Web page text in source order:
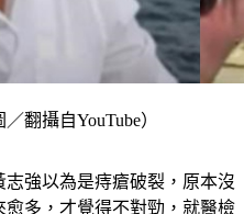
強以為是痔瘡破裂，原本沒